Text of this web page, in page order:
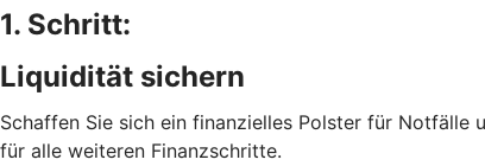
1. Schritt:
Liquidität sichern
Schaffen Sie sich ein finanzielles Polster für Notfälle
für alle weiteren Finanzschritte.